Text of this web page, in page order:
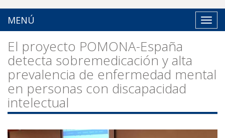
MENÚ
El proyecto POMONA-España
detecta sobremedicación y alta
prevalencia de enfermedad mental
en personas con discapacidad
intelectual